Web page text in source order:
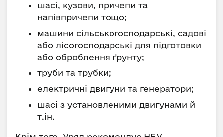
шасі, кузови, причепи та
напівпричепи тощо;
машини сільськогосподарські, садові
або лісогосподарські для підготовки
або оброблення ґрунту;
труби та трубки;
електричні двигуни та генератори;
шасі з установленими двигунами й
т.ін.